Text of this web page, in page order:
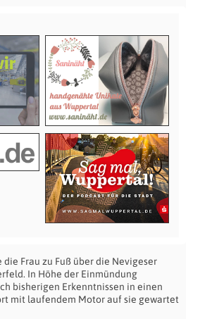
Frau zu Fuß über die Nevigeser
In Höhe der Einmündung
bisherigen Erkenntnissen in einen
mit laufendem Motor auf sie gewartet